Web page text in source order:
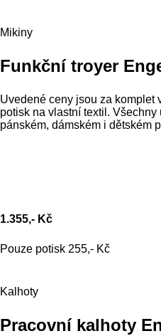
Mikiny
Funkční troyer
Uvedené ceny jsou za komplet
potisk na vlastní textil.
pánském, dámském i dětském
1.355,- Kč
Pouze potisk 255,- Kč
Kalhoty
Pracovní kalhoty